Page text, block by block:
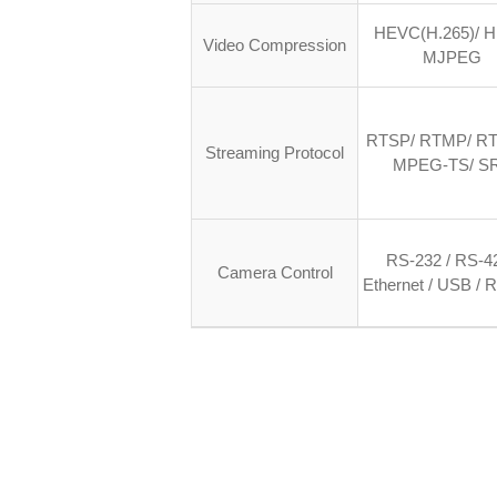
Video Compression
HEVC(H.265)/
MJPEG
Streaming Protocol
RTSP/ RTMP/
MPEG-TS/
Camera Control
RS-232 / RS-
Ethernet / USB /